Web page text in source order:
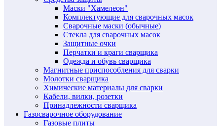
Маски "Хамелеон"
Комплектующие для сварочных масок
Сварочные маски (обычные)
Стекла для сварочных масок
Защитные очки
Перчатки и краги сварщика
Одежда и обувь сварщика
Магнитные приспособления для сварки
Молотки сварщика
Химические материалы для сварки
Кабели, вилки, розетки
Принадлежности сварщика
Газосварочное оборудование
Газовые плиты